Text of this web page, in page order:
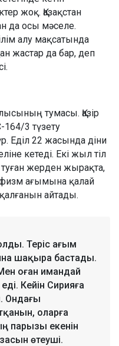
жоқ. Қазақстан
да осы мәселе.
алу мақсатында
жастар да бар, деп
тумасы. Қазір
3 түзету
Еділ 22 жасында діни
кетеді. Екі жыл тіл
жерден жырақта,
ағымына қалай
айтады.
Теріс ағым
шақыра бастады.
оған имандай
Кейін Сирияға
Ондағы
оларға
парызы екенін
өтеуші.